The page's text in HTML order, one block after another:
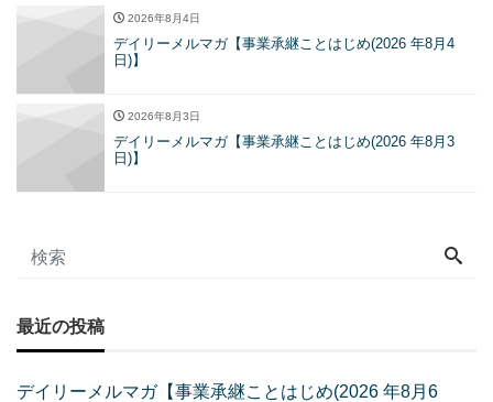
2026年8月4日
デイリーメルマガ【事業承継ことはじめ(2026 年8月4
日)】
2026年8月3日
デイリーメルマガ【事業承継ことはじめ(2026 年8月3
日)】
最近の投稿
デイリーメルマガ【事業承継ことはじめ(2026 年8月6